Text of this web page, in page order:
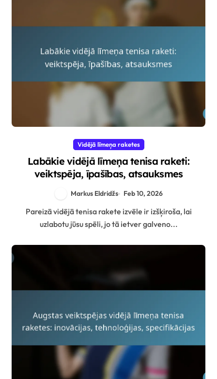
Vidējā līmeņa raketes
Labākie vidējā līmeņa tenisa raketi:
veiktspēja, īpašības, atsauksmes
Markus Eldridžs Feb 10, 2026
Pareizā vidējā tenisa rakete izvēle ir izšķiroša, lai
uzlabotu jūsu spēli, jo tā ietver galveno...